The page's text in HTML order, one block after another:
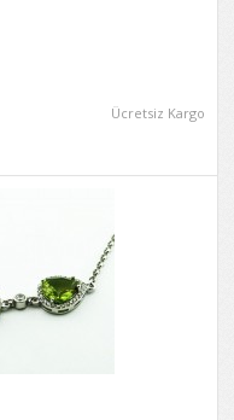
Ücretsiz Kargo